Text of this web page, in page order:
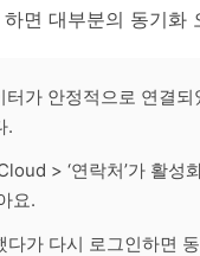
면 대부분의 동기화
가 안정적으로 연결
.
> ‘연락처’가 활성
요.
가 다시 로그인하면